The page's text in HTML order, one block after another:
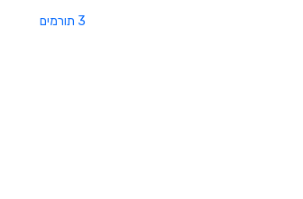
3 תורמים